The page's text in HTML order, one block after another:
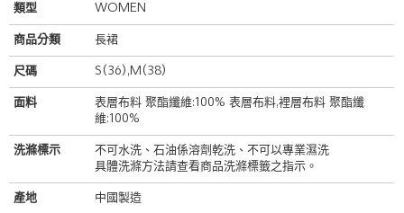
類型 WOMEN
商品分類 長裙
尺碼 S(36),M(38)
面料
表層布料 聚酯纖維:100% 表層布料,裡層布料 聚酯纖
維:100%
洗滌標示
不可水洗、石油係溶劑乾洗、不可以專業濕洗
具體洗滌方法請查看商品洗滌標籤之指示。
產地 中國製造